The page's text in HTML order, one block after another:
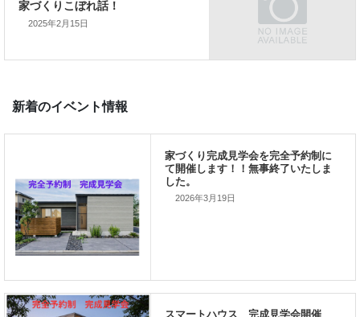
家づくりこぼれ話！
2025年2月15日
2026年3月19日